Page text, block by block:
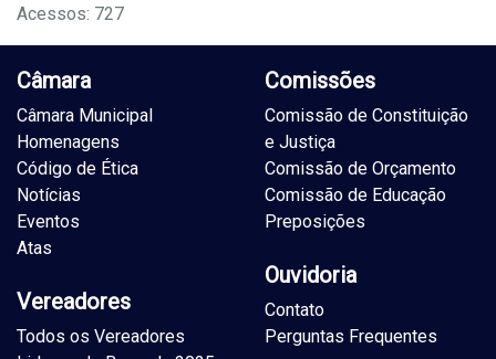
Acessos: 727
Câmara
Câmara Municipal
Homenagens
Código de Ética
Notícias
Eventos
Atas
Vereadores
Todos os Vereadores
Comissões
Comissão de Constituição
e Justiça
Comissão de Orçamento
Comissão de Educação
Preposições
Ouvidoria
Contato
Perguntas Frequentes